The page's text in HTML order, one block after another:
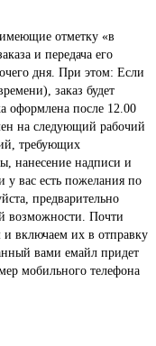
отметку «в
и передача его
дня. При этом: Если
заказ будет
оформлена после 12.00
на следующий рабочий
требующих
нанесение надписи и
у вас есть пожелания по
предварительно
возможности. Почти
и включаем их в отправку
вами емайл придет
мобильного телефона